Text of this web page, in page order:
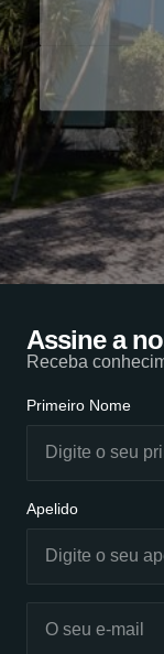
Assine a
Receba
Primeiro Nome
Apelido